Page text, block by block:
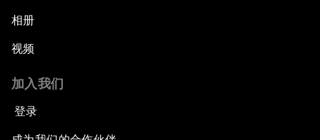
相册
视频
加入我们
登录